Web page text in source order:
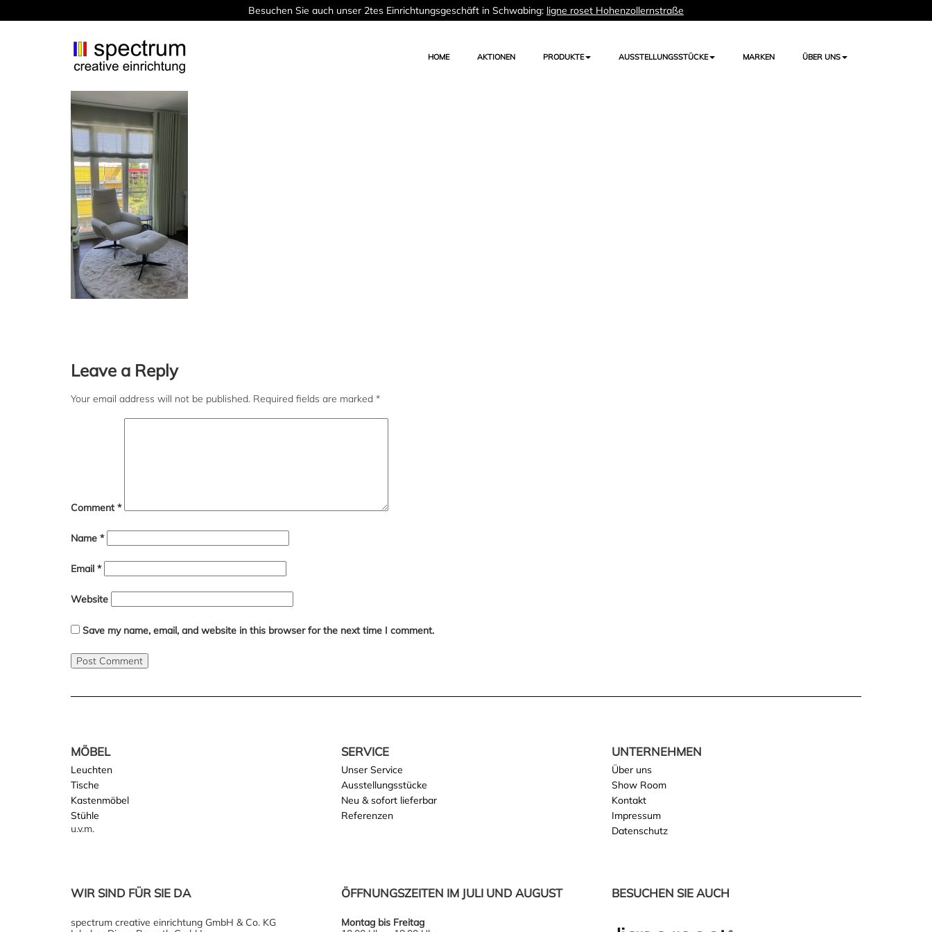
Besuchen Sie auch unser 2tes Einrichtungsgeschäft in Schwabing: ligne roset Hohenzollernstraße
HOME AKTIONEN PRODUKTE AUSSTELLUNGSSTÜCKE MARKEN ÜBER UNS
Leave a Reply
Your email address will not be published. Required fields are marked *
Comment*
Name *
Email *
Website
Save my name, email, and website in this browser for the next time I comment.
MÖBEL
Leuchten
Tische
Kastenmöbel
Stühle
u.v.m.
SERVICE
Unser Service
Ausstellungsstücke
Neu & sofort lieferbar
Referenzen
UNTERNEHMEN
Über uns
Show Room
Kontakt
Impressum
Datenschutz
WIR SIND FÜR SIE DA
spectrum creative einrichtung GmbH & Co. KG
ÖFFNUNGSZEITEN IM JULI UND AUGUST
Montag bis Freitag
BESUCHEN SIE AUCH